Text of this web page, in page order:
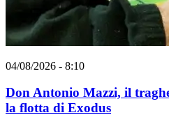
04/08/2026 - 8:10
Don Antonio Mazzi, il
la flotta di Exodus